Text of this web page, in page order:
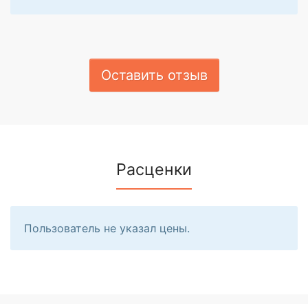
Оставить отзыв
Расценки
Пользователь не указал цены.